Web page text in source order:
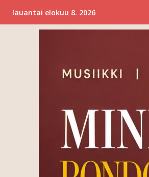
lauantai elokuu 8. 2026